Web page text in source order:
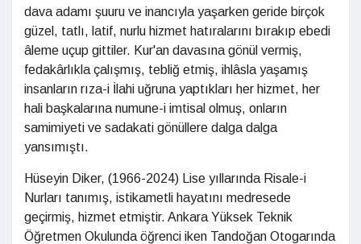
dava adamı şuuru ve inancıyla yaşarken geride birçok
güzel, tatlı, latif, nurlu hizmet hatıralarını bırakıp ebedi
âleme uçup gittiler. Kur'an davasına gönül vermiş,
fedakârlıkla çalışmış, tebliğ etmiş, ihlâsla yaşamış
insanların rıza-i İlahi uğruna yaptıkları her hizmet, her
hali başkalarına numune-i imtisal olmuş, onların
samimiyeti ve sadakati gönüllere dalga dalga
yansımıştı.
Hüseyin Diker, (1966-2024) Lise yıllarında Risale-i
Nurları tanımış, istikametli hayatını medresede
geçirmiş, hizmet etmiştir. Ankara Yüksek Teknik
Öğretmen Okulunda öğrenci iken Tandoğan Otogarında